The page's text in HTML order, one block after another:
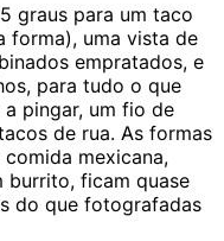
graus para um taco
forma), uma vista de
empratados, e
para tudo o que
pingar, um fio de
de rua. As formas
mexicana,
burrito, ficam quase
do que fotografadas